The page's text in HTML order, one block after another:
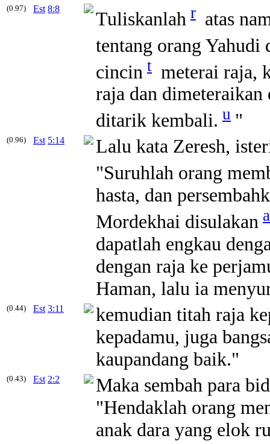
(0.97) Est 8:8 Tuliskanlah r atas
tentang orang Yahudi
cincin t meterai raja,
raja dan
ditarik kembali. u "
(0.96) Est 5:14
Lalu kata Zeresh,
"Suruhlah orang
hasta, dan
Mordekhai disulakan a
dapatlah engkau
dengan raja ke
Haman, lalu ia
(0.44) Est 3:11
kemudian titah raja
kepadamu, juga
kaupandang baik."
(0.43) Est 2:2
Maka sembah para
"Hendaklah orang
anak dara yang elok